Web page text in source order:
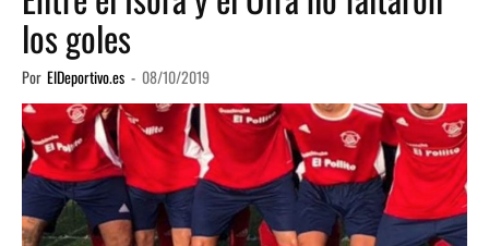
los goles
Por ElDeportivo.es - 08/10/2019